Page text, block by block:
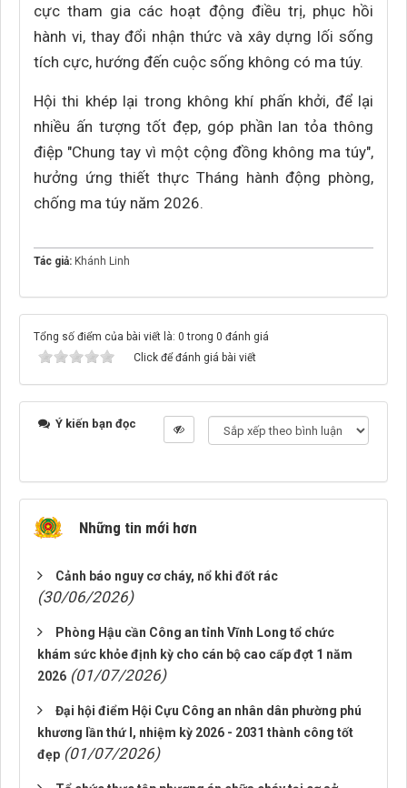
cực tham gia các hoạt động điều trị, phục hồi
hành vi, thay đổi nhận thức và xây dựng lối sống
tích cực, hướng đến cuộc sống không có ma túy.
Hội thi khép lại trong không khí phấn khởi, để lại
nhiều ấn tượng tốt đẹp, góp phần lan tỏa thông
điệp "Chung tay vì một cộng đồng không ma túy",
hưởng ứng thiết thực Tháng hành động phòng,
chống ma túy năm 2026.
Tác giả: Khánh Linh
Tổng số điểm của bài viết là: 0 trong 0 đánh giá
Click để đánh giá bài viết
Ý kiến bạn đọc
Những tin mới hơn
Cảnh báo nguy cơ cháy, nổ khi đốt rác
(30/06/2026)
Phòng Hậu cần Công an tỉnh Vĩnh Long tổ chức
khám sức khỏe định kỳ cho cán bộ cao cấp đợt 1 năm
2026 (01/07/2026)
Đại hội điểm Hội Cựu Công an nhân dân phường phú
khương lần thứ I, nhiệm kỳ 2026 - 2031 thành công tốt
đẹp (01/07/2026)